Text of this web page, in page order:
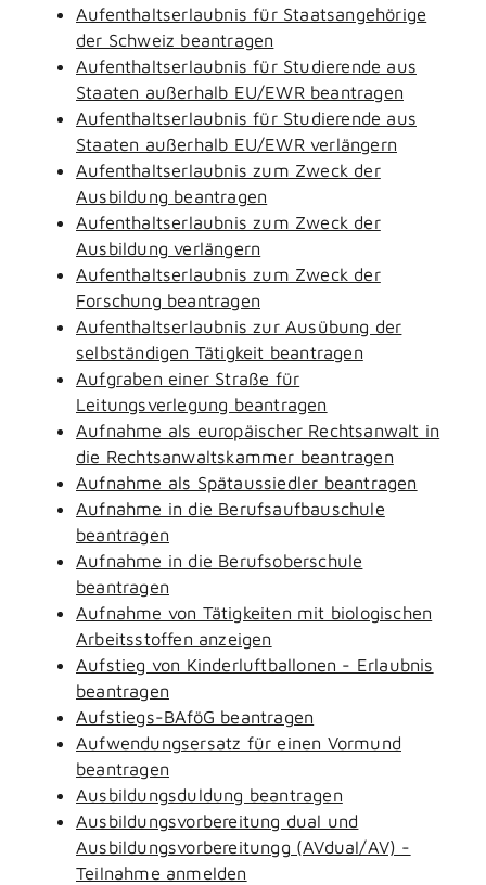
Aufenthaltserlaubnis für Staatsangehörige
der Schweiz beantragen
Aufenthaltserlaubnis für Studierende aus
Staaten außerhalb EU/EWR beantragen
Aufenthaltserlaubnis für Studierende aus
Staaten außerhalb EU/EWR verlängern
Aufenthaltserlaubnis zum Zweck der
Ausbildung beantragen
Aufenthaltserlaubnis zum Zweck der
Ausbildung verlängern
Aufenthaltserlaubnis zum Zweck der
Forschung beantragen
Aufenthaltserlaubnis zur Ausübung der
selbständigen Tätigkeit beantragen
Aufgraben einer Straße für
Leitungsverlegung beantragen
Aufnahme als europäischer Rechtsanwalt in
die Rechtsanwaltskammer beantragen
Aufnahme als Spätaussiedler beantragen
Aufnahme in die Berufsaufbauschule
beantragen
Aufnahme in die Berufsoberschule
beantragen
Aufnahme von Tätigkeiten mit biologischen
Arbeitsstoffen anzeigen
Aufstieg von Kinderluftballonen - Erlaubnis
beantragen
Aufstiegs-BAföG beantragen
Aufwendungsersatz für einen Vormund
beantragen
Ausbildungsduldung beantragen
Ausbildungsvorbereitung dual und
Ausbildungsvorbereitungg (AVdual/AV) -
Teilnahme anmelden